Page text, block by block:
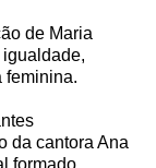
de Maria
feminina.
da cantoraAna
formado